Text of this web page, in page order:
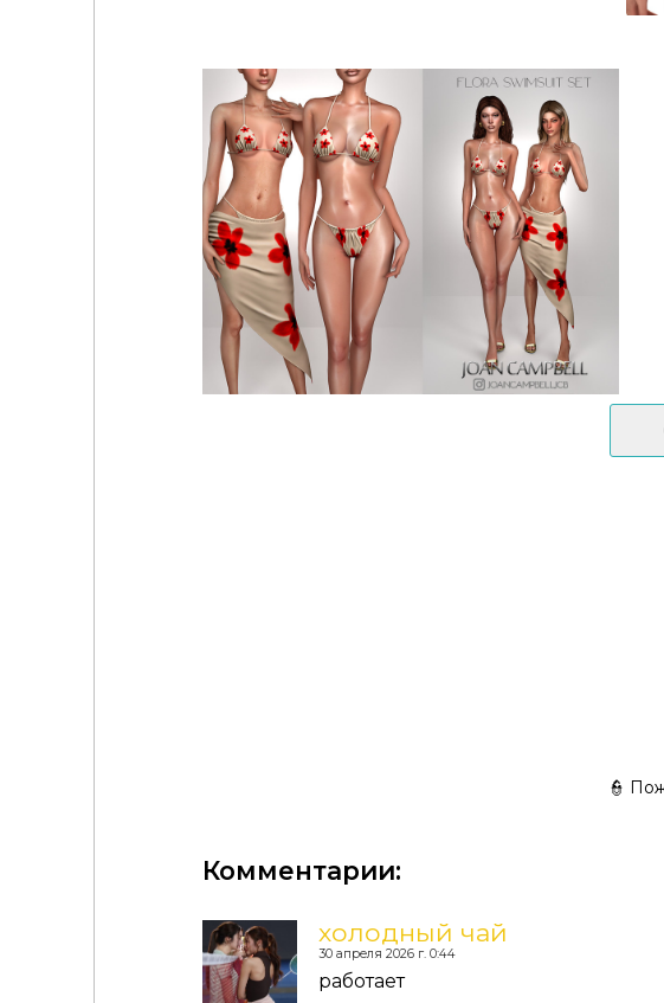
DALIA TOP AND BIKINI BOTTOM SET
👮
Комментарии:
холодный чай
30 апреля 2026 г. 0:44
работает